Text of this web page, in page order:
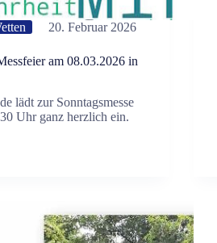
20. Februar 2026
am 08.03.2026 in
lädt zur Sonntagsmesse
Uhr ganz herzlich ein.